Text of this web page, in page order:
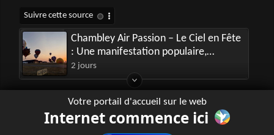
Chambley Air Passion – Le Ciel en Fête
: Une manifestation populaire,
familiale et festive : pari réussi !
2 jours
Votre portail d'accueil sur le web
Internet commence ici